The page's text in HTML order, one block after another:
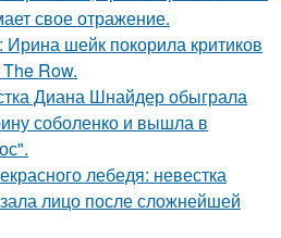
свое отражение.
шейк покорила критиков
Row.
Диана Шнайдер обыграла
соболенко и вышла в
лебедя: невестка
лицо после сложнейшей